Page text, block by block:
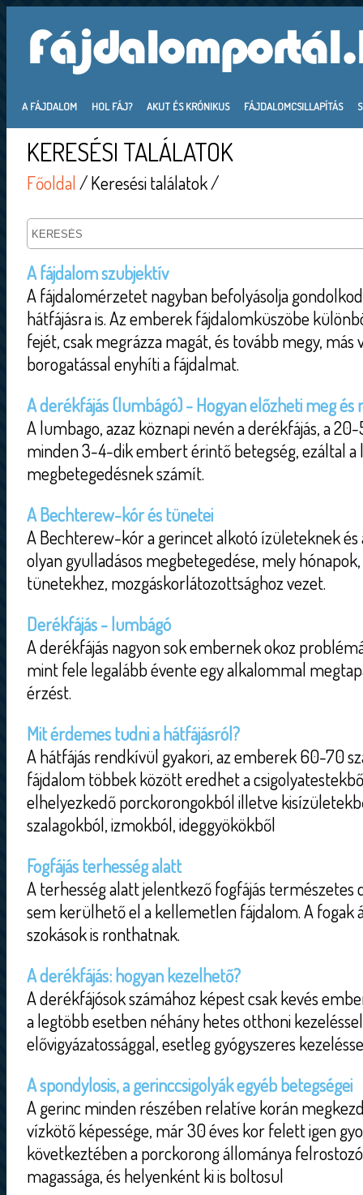
A FÁJDALOM HOL FÁJ? AKUT ÉS KRÓNIKUS FÁJDALOMCSILLAPÍTÁS
KERESÉSI TALÁLATOK
Főoldal/ Keresési találatok /
A fájdalom szubjektív
A fájdalomérzetet nagyban befolyásolja
hátfájásra is. Az emberek fájdalomküszöbe
fejét, csak megrázza magát, és tovább megy, más
borogatással enyhíti a fájdalmat.
A derékfájás (lumbágó) - Hogyan előzheti meg
A lumbago, azaz köznapi nevén a derékfájás, a
minden 3-4-dik embert érintő betegség, ezáltal a
megbetegedésnek számít.
A Bechterew-kór és tünetei
A Bechterew-kór a gerincet alkotó ízületeknek
olyan gyulladásos megbetegedése, mely
tünetekhez, mozgáskorlátozottsághoz vezet.
Derékfájás - lumbágó
A derékfájás nagyon sok embernek okoz
mint fele legalább évente egy alkalommal
érzést.
Mit érdemes tudni a hátfájásról?
A hátfájás rendkívül gyakori, az emberek 60-70
fájdalom többek között eredhet a
elhelyezkedő porckorongokból illetve
szalagokból, izmokból, ideggyökökből
Fogfájás terhesség alatt
A terhesség alatt jelentkező fogfájás természetes
sem kerülhető el a kellemetlen fájdalom. A fogak
szokások is ronthatnak.
A derékfájás: hogyan kezelhető?
A derékfájósok számához képest csak kevés
a legtöbb esetben néhány hetes otthoni
elővigyázatossággal, esetleg gyógyszeres
A spondylosis, a gerinccsigolyák egyéb betegségei
A gerinc minden részében relatíve korán
vízkötő képessége, már 30 éves kor felett igen
következtében a porckorong állománya
magassága, és helyenként ki is boltosul